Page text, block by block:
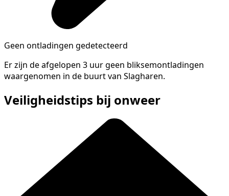
Geen ontladingen gedetecteerd
Er zijn de afgelopen 3 uur geen bliksemontladingen
waargenomen in de buurt van Slagharen.
Veiligheidstips bij onweer